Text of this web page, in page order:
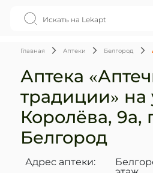
Главная Аптеки Белгород
Аптека
традиции» на
Королёва, 9а,
Белгород
Адрес аптеки: